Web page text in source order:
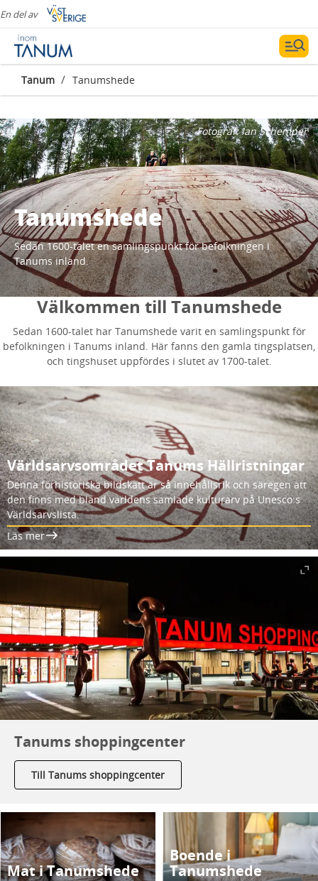
En del av
Tanum / Tanumshede
Tanumshede
Sedan 1600-talet en samlingspunkt för befolkningen i
Tanums inland.
Fotograf:Ian Schemper
Välkommen till Tanumshede
Sedan 1600-talet har Tanumshede varit en samlingspunkt för
befolkningen i Tanums inland. Här fanns den gamla tingsplatsen,
och tingshuset uppfördes i slutet av 1700-talet.
Världsarvsområdet Tanums Hällristningar
Denna förhistoriska bildskatt är så innehållsrik och säregen att
den finns med bland världens samlade kulturarv på Unesco:s
Världsarvslista.
Läs mer
Tanums shoppingcenter
Till Tanums shoppingcenter
Mat i Tanumshede
Boende i
Tanumshede